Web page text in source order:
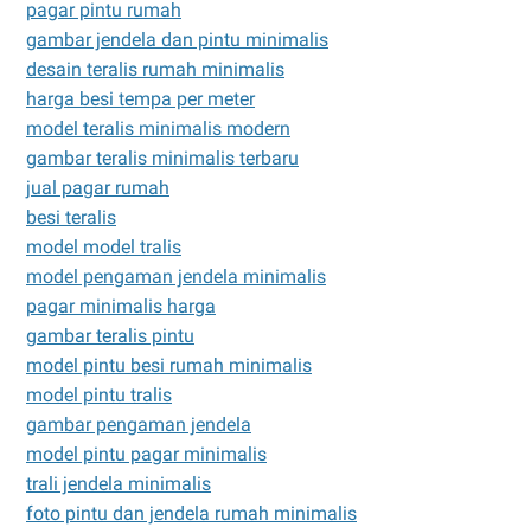
pagar pintu rumah
gambar jendela dan pintu minimalis
desain teralis rumah minimalis
harga besi tempa per meter
model teralis minimalis modern
gambar teralis minimalis terbaru
jual pagar rumah
besi teralis
model model tralis
model pengaman jendela minimalis
pagar minimalis harga
gambar teralis pintu
model pintu besi rumah minimalis
model pintu tralis
gambar pengaman jendela
model pintu pagar minimalis
trali jendela minimalis
foto pintu dan jendela rumah minimalis